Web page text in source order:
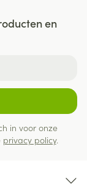
en
in voor onze
privacy policy.